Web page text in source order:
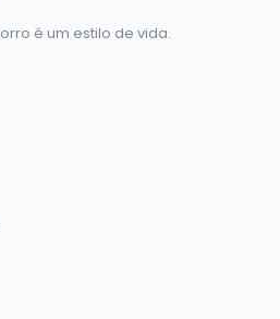
é um estilo de vida.